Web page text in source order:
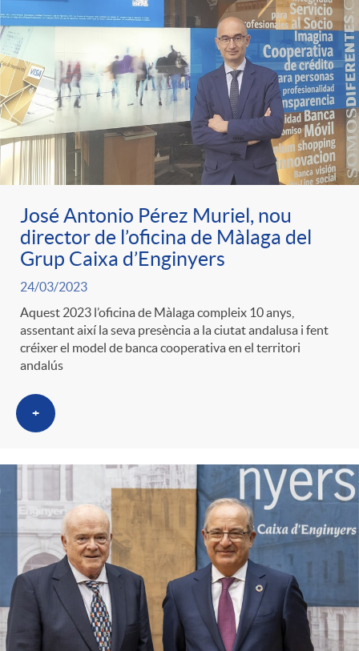
José Antonio Pérez Muriel, nou
director de l’oficina de Màlaga del
Grup Caixa d’Enginyers
24/03/2023
Aquest 2023 l’oficina de Màlaga compleix 10 anys,
assentant així la seva presència a la ciutat andalusa i fent
créixer el model de banca cooperativa en el territori
andalús
+